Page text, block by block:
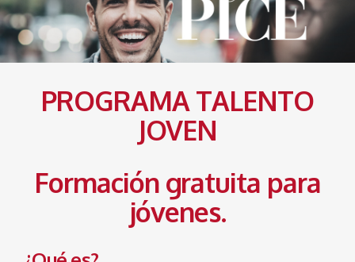
PROGRAMA TALENTO
JOVEN
Formación gratuita para
jóvenes.